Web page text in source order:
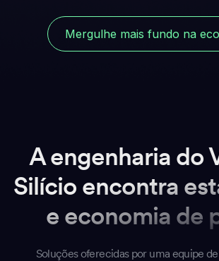
Mergulhe mais fundo na
A engenharia do
Silício encontra
e economia de
Soluções oferecidas por uma equipe